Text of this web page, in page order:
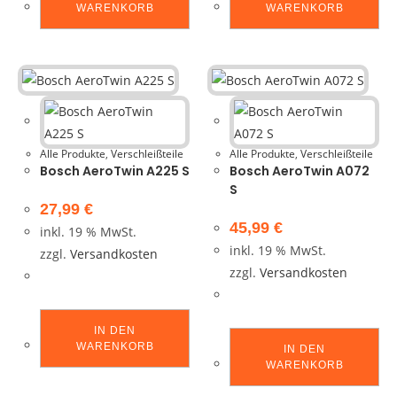
WARENKORB
WARENKORB
Alle Produkte,Verschleißteile
Bosch AeroTwin A225 S
27,99 €
inkl. 19 % MwSt.
zzgl. Versandkosten
IN DEN
WARENKORB
Alle Produkte,Verschleißteile
Bosch AeroTwin A072
S
45,99 €
inkl. 19 % MwSt.
zzgl. Versandkosten
IN DEN
WARENKORB